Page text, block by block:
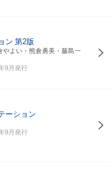
ン 第2版
よい・熊倉勇美・藤島一
9月発行
ーション
9月発行